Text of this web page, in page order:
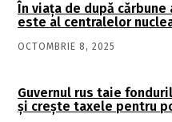
În viaţa de după
este al centralelor
OCTOMBRIE 8, 2025
Guvernul rus taie
și crește taxele pentru